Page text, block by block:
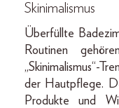
Skinimalismus
Überfüllte
Routinen
„Skinimalismus“-
der Hautpflege.
Produkte und